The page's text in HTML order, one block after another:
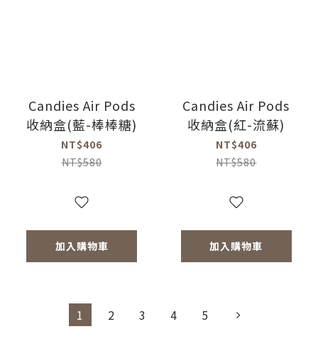
Candies Air Pods
收納盒(藍-棒棒糖)
NT$406
NT$580
加入購物車
Candies Air Pods
收納盒(紅-流蘇)
NT$406
NT$580
加入購物車
1 2 3 4 5